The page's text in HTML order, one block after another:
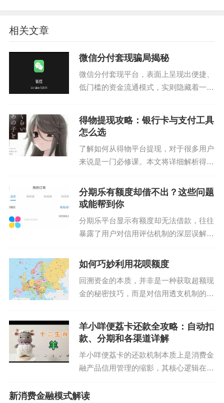
相关文章
微信分付套现骗局揭秘
微信分付套现平台，表面上呈现出便捷、
低门槛的资金流通模式，实则隐藏着一套
的人群和“熟人互助”的心理，构建了一个
以“小额借贷”为名...
得物提现攻略：银行卡与支付工具
怎么选
了解如何从得物平台提现，对于很多用户
来说是一门必修课。本文将详细解析得物
提供两种主要的提现方式——银行卡提现
和微信/支付宝转账。这两种方式的选择
分期乐有额度却借不出？这些问题
或能帮到你
分期乐平台显示有额度却无法借款，往往
暴露了用户对信用评估机制的深层误解。
授信值，但实际放款需满足更严格的触发
为、还款记录或账户活跃...
如何巧妙利用花呗额度
回溯资金的本质，并非是一种获取超额现
金的秘密技巧，而是对信用透支机制的深
而非“无息资金”。理解套取其资金流，首
先必须抛弃“套现...
羊小咩便荔卡还款全攻略：自动扣
款、分期和各渠道详解
羊小咩便荔卡的还款机制本质上是消费金
融产品信用管理的缩影，其核心逻辑在于
户需明确还款账户与卡号的绑定关系，系
新消费金融模式解读